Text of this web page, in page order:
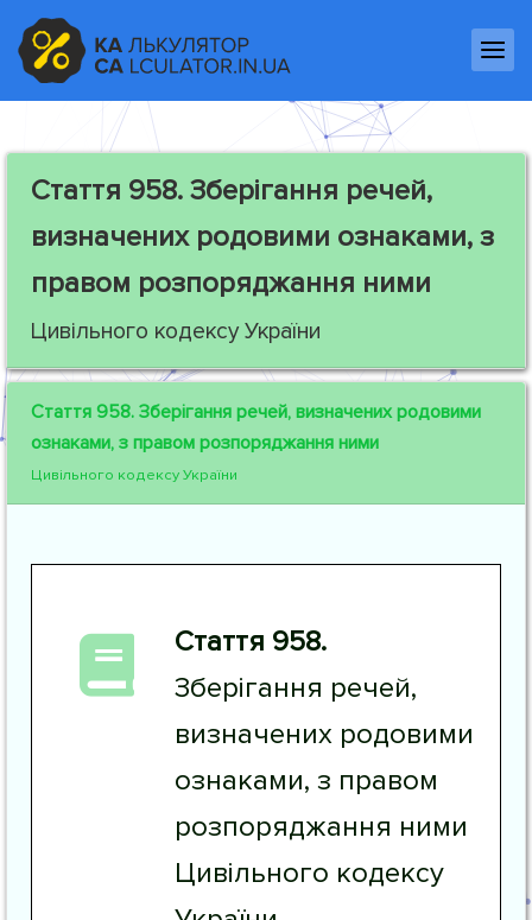
Стаття 958. Зберігання речей,
визначених родовими ознаками, з
правом розпоряджання ними
Цивільного кодексу України
Стаття 958. Зберігання речей, визначених родовими
ознаками, з правом розпоряджання ними
Цивільного кодексу України
Стаття 958.
Зберігання речей,
визначених родовими
ознаками, з правом
розпоряджання ними
Цивільного кодексу